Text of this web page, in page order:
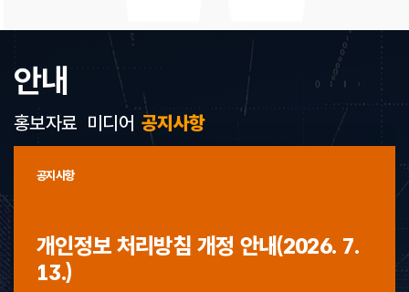
안내
공지사항
공지사항
개인정보 처리방침 개정 안내(2026. 7.
13.)
홍보자료 미디어